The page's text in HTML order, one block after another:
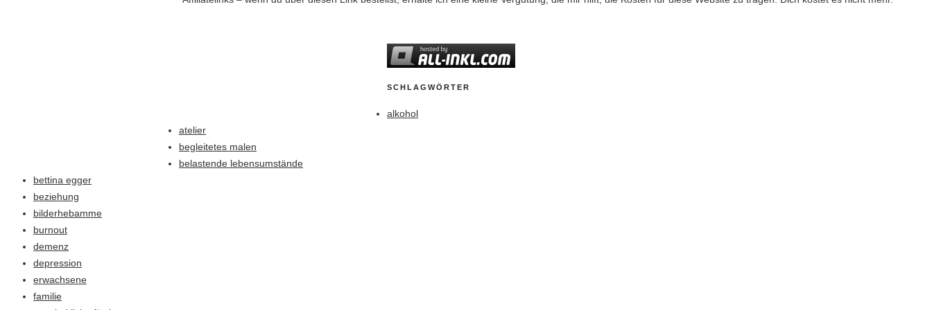
SCHLAGWÖRTER
alkohol
atelier
begleitetes malen
belastende lebensumstände
bettina egger
beziehung
bilderhebamme
burnout
demenz
depression
erwachsene
familie